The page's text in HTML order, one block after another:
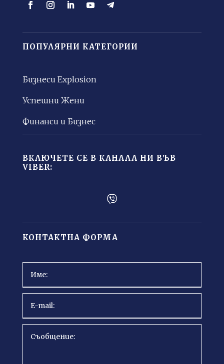
ПОПУЛЯРНИ КАТЕГОРИИ
Бизнеси Explosion
Успешни Жени
Финанси и Бизнес
ВКЛЮЧЕТЕ СЕ В КАНАЛА НИ ВЪВ
VIBER:

КОНТАКТНА ФОРМА